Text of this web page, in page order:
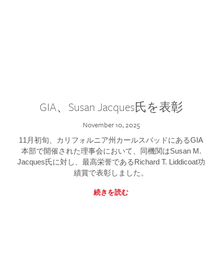
GIA、Susan Jacques氏を表彰
November 10, 2025
11月初旬、カリフォルニア州カールスバッドにあるGIA
本部で開催された理事会において、同機関はSusan M.
Jacques氏に対し、最高栄誉であるRichard T. Liddicoat功
績賞で表彰しました。
続きを読む